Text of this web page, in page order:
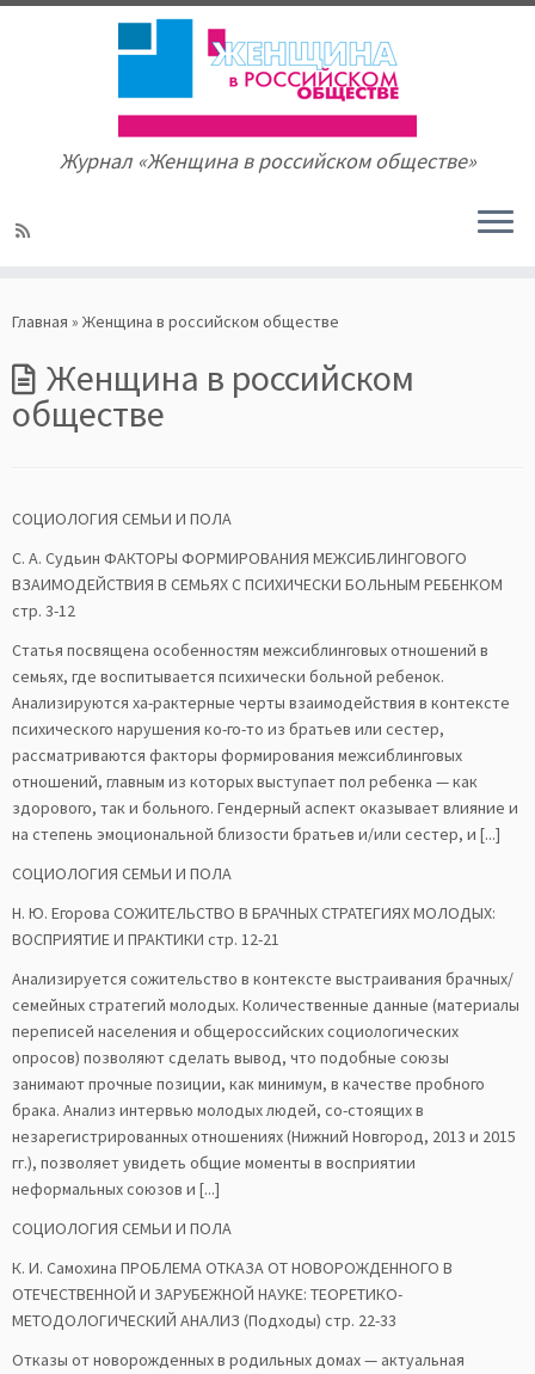
to
Журнал «Женщина в российском обществе»
Главная » Женщина в российском обществе
Женщина в российском
обществе
СОЦИОЛОГИЯ СЕМЬИ И ПОЛА
С. А. Судьин ФАКТОРЫ ФОРМИРОВАНИЯ МЕЖСИБЛИНГОВОГО
ВЗАИМОДЕЙСТВИЯ В СЕМЬЯХ С ПСИХИЧЕСКИ БОЛЬНЫМ РЕБЕНКОМ
стр. 3-12
Статья посвящена особенностям межсиблинговых отношений в
семьях, где воспитывается психически больной ребенок.
Анализируются ха-рактерные черты взаимодействия в контексте
психического нарушения ко-го-то из братьев или сестер,
рассматриваются факторы формирования межсиблинговых
отношений, главным из которых выступает пол ребенка — как
здорового, так и больного. Гендерный аспект оказывает влияние и
на степень эмоциональной близости братьев и/или сестер, и [...]
СОЦИОЛОГИЯ СЕМЬИ И ПОЛА
Н. Ю. Егорова СОЖИТЕЛЬСТВО В БРАЧНЫХ СТРАТЕГИЯХ МОЛОДЫХ:
ВОСПРИЯТИЕ И ПРАКТИКИ стр. 12-21
Анализируется сожительство в контексте выстраивания брачных/
семейных стратегий молодых. Количественные данные (материалы
переписей населения и общероссийских социологических
опросов) позволяют сделать вывод, что подобные союзы
занимают прочные позиции, как минимум, в качестве пробного
брака. Анализ интервью молодых людей, со-стоящих в
незарегистрированных отношениях (Нижний Новгород, 2013 и 2015
гг.), позволяет увидеть общие моменты в восприятии
неформальных союзов и [...]
СОЦИОЛОГИЯ СЕМЬИ И ПОЛА
К. И. Самохина ПРОБЛЕМА ОТКАЗА ОТ НОВОРОЖДЕННОГО В
ОТЕЧЕСТВЕННОЙ И ЗАРУБЕЖНОЙ НАУКЕ: ТЕОРЕТИКО-
МЕТОДОЛОГИЧЕСКИЙ АНАЛИЗ (Подходы) стр. 22-33
Отказы от новорожденных в родильных домах — актуальная